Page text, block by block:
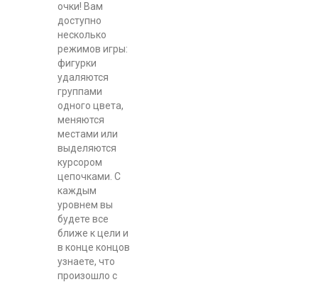
очки! Вам
доступно
несколько
режимов игры:
фигурки
удаляются
группами
одного цвета,
меняются
местами или
выделяются
курсором
цепочками. С
каждым
уровнем вы
будете все
ближе к цели и
в конце концов
узнаете, что
произошло с